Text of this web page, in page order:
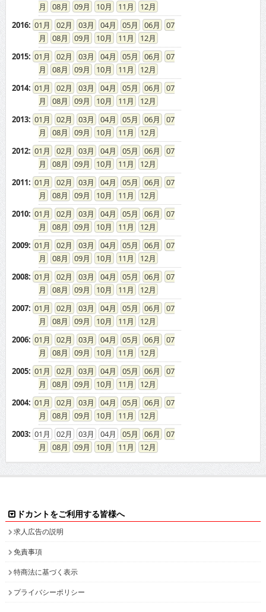
08
09 10 11
12
2016: 01 02 03 04 05 06
07
08
09 10 11
12
2015: 01 02 03 04 05 06
07
08
09 10 11
12
2014: 01 02 03 04 05 06
07
08
09 10 11
12
2013: 01 02 03 04 05 06
07
08
09 10 11
12
2012: 01 02 03 04 05 06
07
08
09 10 11
12
2011: 01 02 03 04 05 06
07
08
09 10 11
12
2010: 01 02 03 04 05 06
07
08
09 10 11
12
2009: 01 02 03 04 05 06
07
08
09 10 11
12
2008: 01 02 03 04 05 06
07
08
09 10 11
12
2007: 01 02 03 04 05 06
07
08
09 10 11
12
2006: 01 02 03 04 05 06
07
08
09 10 11
12
2005: 01 02 03 04 05 06
07
08
09 10 11
12
2004: 01 02 03 04 05 06
07
08
09 10 11
12
2003: 01 02 03 04 05 06
07
08
09 10 11 12
ドカントをご利用する皆様へ
求人広告の説明
免責事項
特商法に基づく表示
プライバシーポリシー